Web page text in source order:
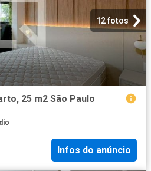
12 fotos
25 m2 São Paulo
Infos do anúncio